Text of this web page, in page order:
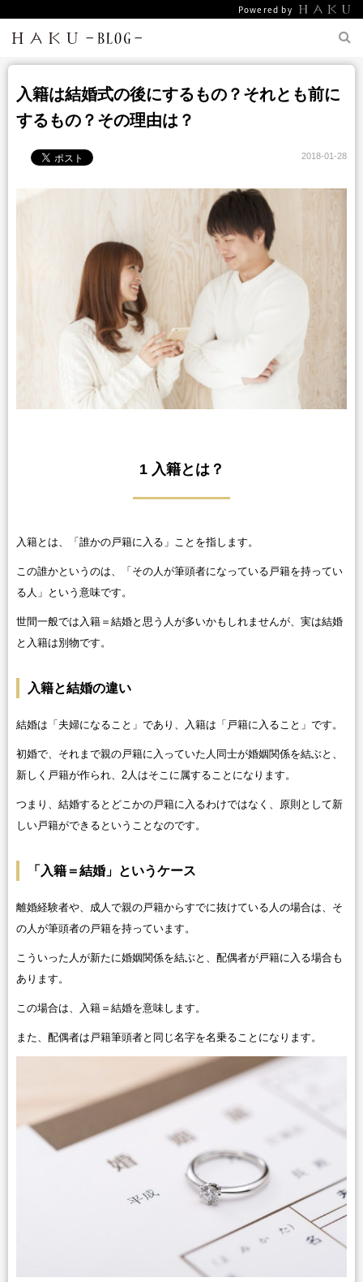
Powered by
入籍は結婚式の後にするもの？それとも前に
するもの？その理由は？
2018-01-28
1 入籍とは？
入籍とは、「誰かの戸籍に入る」ことを指します。
この誰かというのは、「その人が筆頭者になっている戸籍を持ってい
る人」という意味です。
世間一般では入籍＝結婚と思う人が多いかもしれませんが、実は結婚
と入籍は別物です。
入籍と結婚の違い
結婚は「夫婦になること」であり、入籍は「戸籍に入ること」です。
初婚で、それまで親の戸籍に入っていた人同士が婚姻関係を結ぶと、
新しく戸籍が作られ、2人はそこに属することになります。
つまり、結婚するとどこかの戸籍に入るわけではなく、原則として新
しい戸籍ができるということなのです。
「入籍＝結婚」というケース
離婚経験者や、成人で親の戸籍からすでに抜けている人の場合は、そ
の人が筆頭者の戸籍を持っています。
こういった人が新たに婚姻関係を結ぶと、配偶者が戸籍に入る場合も
あります。
この場合は、入籍＝結婚を意味します。
また、配偶者は戸籍筆頭者と同じ名字を名乗ることになります。